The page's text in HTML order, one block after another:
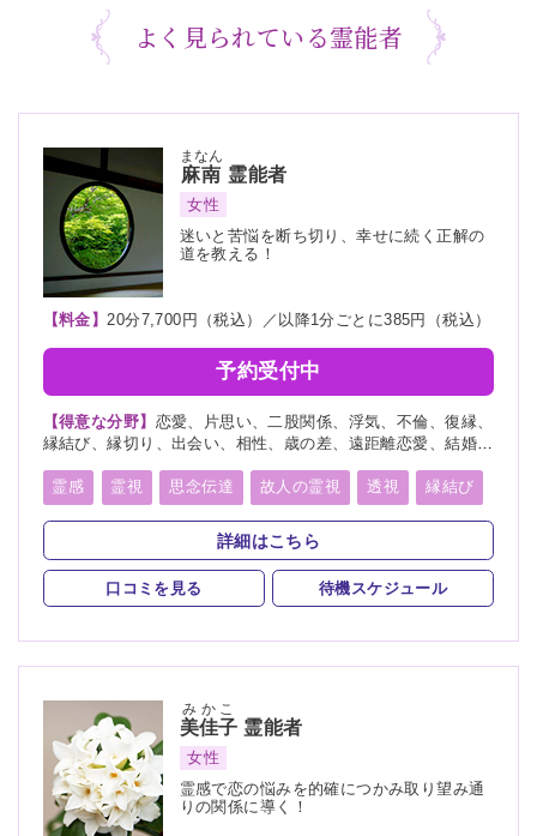
よく見られている霊能者
麻南
まなん
霊能者
女性
迷いと苦悩を断ち切り、幸せに続く正解の
道を教える！
【料金】 20分7,700円（税込）／以降1分ごとに385円（税込）
予約受付中
【得意な分野】 恋愛、片思い、二股関係、浮気、不倫、復縁、
縁結び、縁切り、出会い、相性、歳の差、遠距離恋愛、結婚、
路、学業、受験、仕事、就職、天職、転職、適職、経営、人間
関係、人生相談、健康、金運、引越し、開運、故人、生霊、相
手の気持ち、総合運、運勢、過去、未来、将来、心霊相談、心
霊写真、命名、改名、ペット、霊障、パラレルワールド、人探
し、物探し
霊感 霊視 思念伝達 故人の霊視 透視 縁結び
縁切り 未来予知 霊聴 霊査 霊眼 前世
後世 来世 神通力 死者霊の降霊 イタコ口寄せ
霊媒(憑依) オーラリーディング
スピリチュアルカウンセリング 言霊 千里眼 除霊
写真供養 人形供養
詳細はこちら
口コミを見る 待機スケジュール
美佳子
みかこ
霊能者
女性
霊感で恋の悩みを的確につかみ取り望み通
りの関係に導く！